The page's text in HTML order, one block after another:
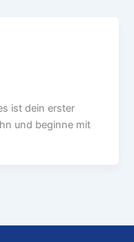
ist dein erster
und beginne mit